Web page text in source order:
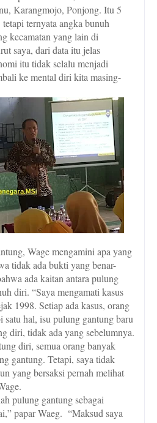
Karangmojo, Ponjong. Itu 5
ternyata angka bunuh
kecamatan yang lain di
saya, dari data itu jelas
itu tidak selalu menjadi
ke mental diri kita masing-
Wage mengamini apa yang
tidak ada bukti yang benar-
ada kaitan antara pulung
diri. “Saya mengamati kasus
1998. Setiap ada kasus, orang
satu hal, isu pulung gantung baru
diri, tidak ada yang sebelumnya.
diri, semua orang banyak
gantung. Tetapi, saya tidak
yang bersaksi pernah melihat
pulung gantung sebagai
papar Waeg. “Maksud saya